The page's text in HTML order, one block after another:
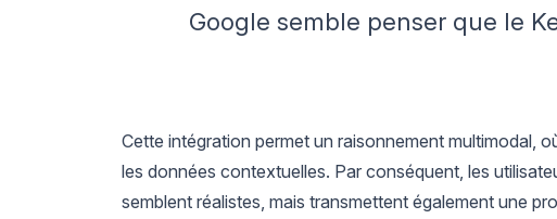
Google semble penser que le
Cette intégration permet un raisonnement multimodal,
les données contextuelles. Par conséquent, les
semblent réalistes, mais transmettent également une